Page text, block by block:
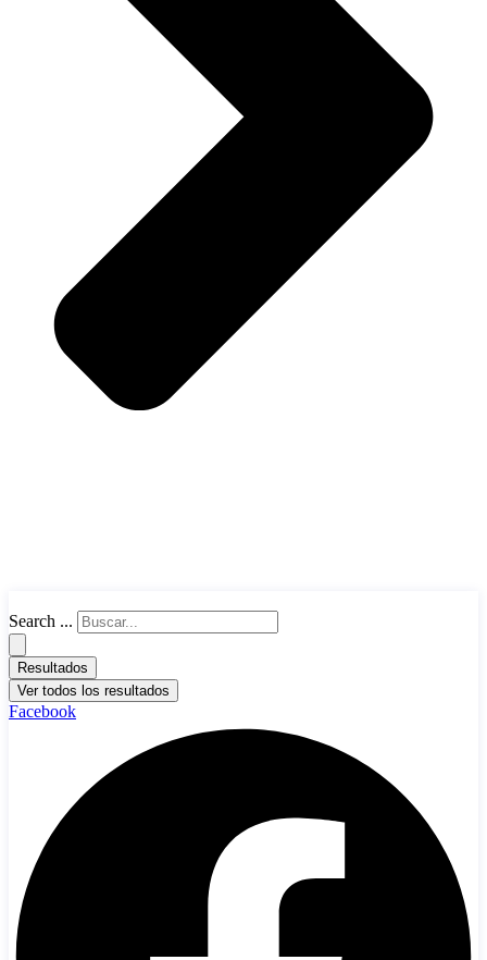
Search ...
Resultados
Ver todos los resultados
Facebook